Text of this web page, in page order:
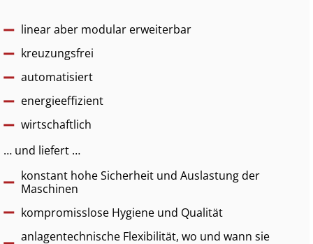
linear aber modular erweiterbar
kreuzungsfrei
automatisiert
energieeffizient
wirtschaftlich
… und liefert …
konstant hohe Sicherheit und Auslastung der
Maschinen
kompromisslose Hygiene und Qualität
anlagentechnische Flexibilität, wo und wann sie